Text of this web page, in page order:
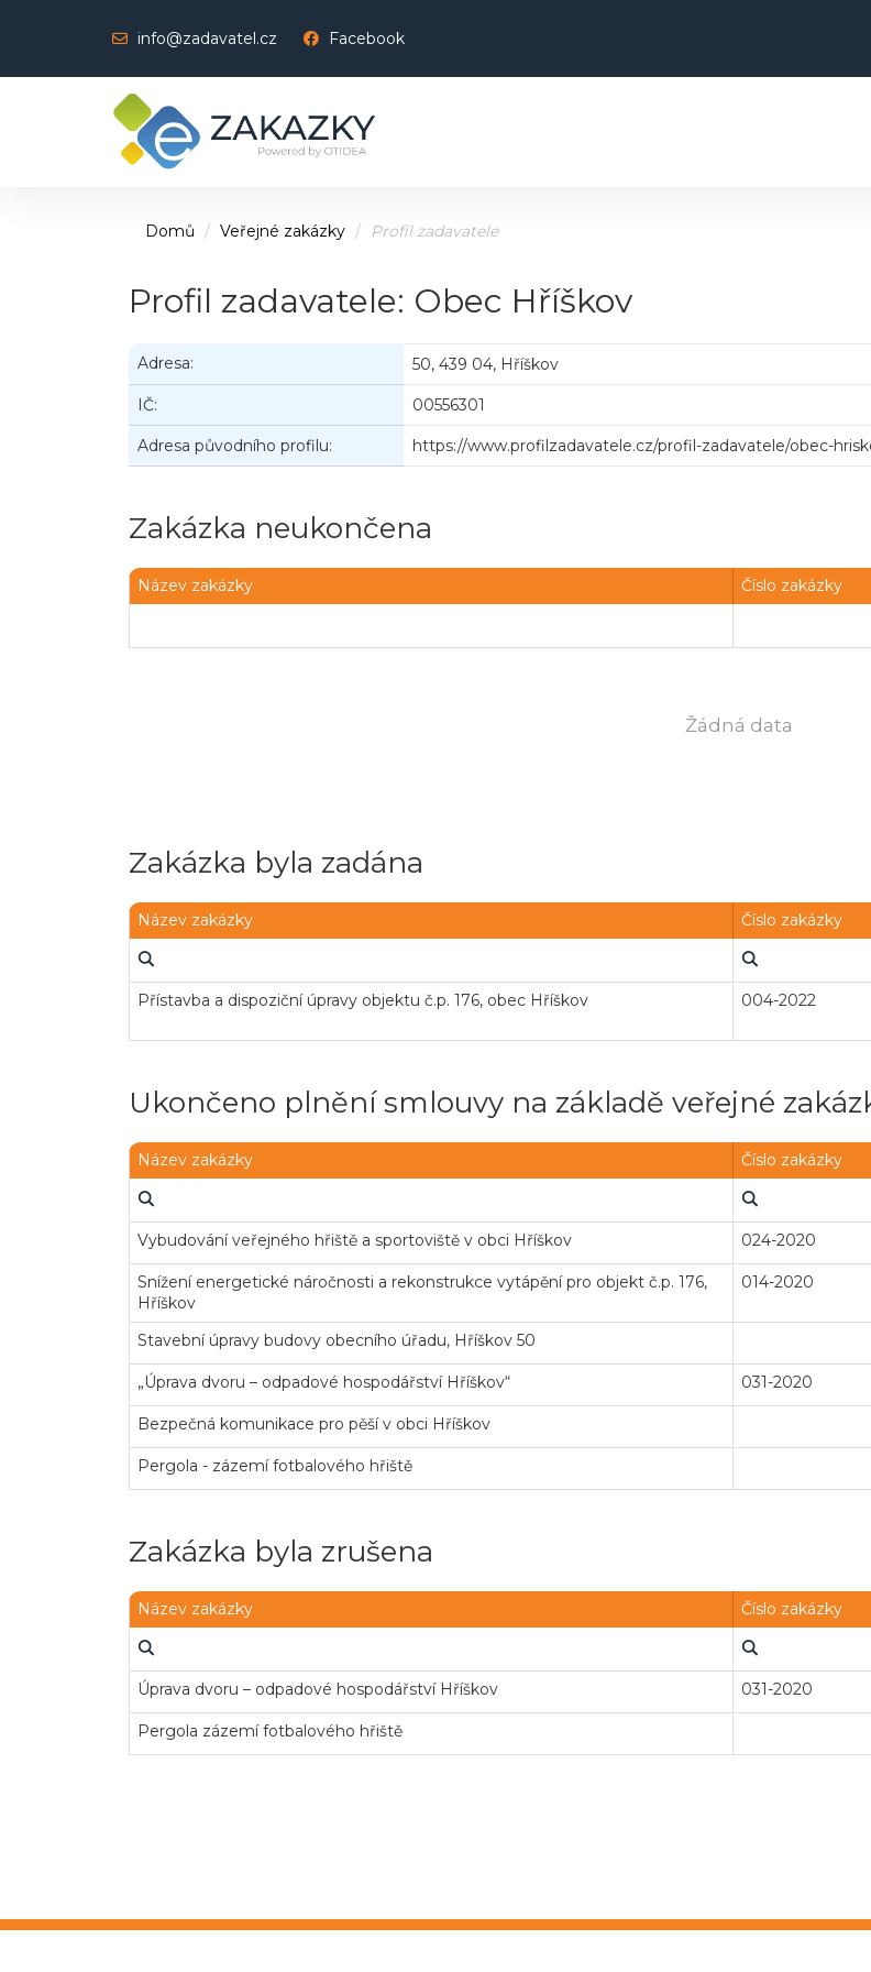
info@zadavatel.cz Facebook
Domů Veřejné zakázky Profil zadavatele
Profil zadavatele: Obec Hříškov
Adresa: 50, 439 04, Hříškov
IČ: 00556301
Adresa původního profilu: https://www.profilzadavatele.cz/profil-zadavatele/obec-
Zakázka neukončena
Název zakázky Číslo zakázky
Žádná data
Zakázka byla zadána
Název zakázky Číslo zakázky
Přístavba a dispoziční úpravy objektu č.p. 176, obec Hříškov 004-2022
Ukončeno plnění smlouvy na základě veřejné
Název zakázky Číslo zakázky
Vybudování veřejného hřiště a sportoviště v obci Hříškov 024-2020
Snížení energetické náročnosti a rekonstrukce vytápění pro objekt č.p. 176,
Hříškov
014-2020
Stavební úpravy budovy obecního úřadu, Hříškov 50
„Úprava dvoru – odpadové hospodářství Hříškov“ 031-2020
Bezpečná komunikace pro pěší v obci Hříškov
Pergola - zázemí fotbalového hřiště
Zakázka byla zrušena
Název zakázky Číslo zakázky
Úprava dvoru – odpadové hospodářství Hříškov 031-2020
Pergola zázemí fotbalového hřiště